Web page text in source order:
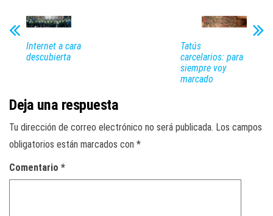
Internet a cara
descubierta
Tatús
carcelarios: para
siempre voy
marcado
Deja una respuesta
Tu dirección de correo electrónico no será publicada. Los campos
obligatorios están marcados con *
Comentario *